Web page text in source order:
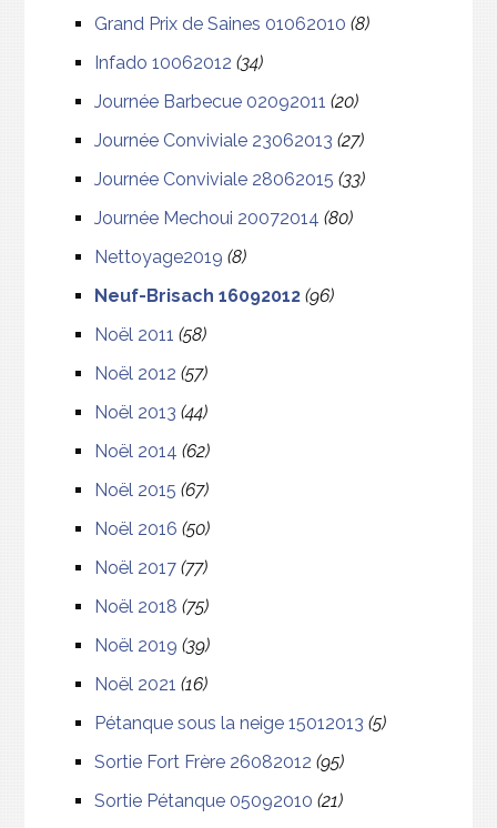
Grand Prix de Saines 01062010 (8)
Infado 10062012 (34)
Journée Barbecue 02092011 (20)
Journée Conviviale 23062013 (27)
Journée Conviviale 28062015 (33)
Journée Mechoui 20072014 (80)
Nettoyage2019 (8)
Neuf-Brisach 16092012 (96)
Noël 2011 (58)
Noël 2012 (57)
Noël 2013 (44)
Noël 2014 (62)
Noël 2015 (67)
Noël 2016 (50)
Noël 2017 (77)
Noël 2018 (75)
Noël 2019 (39)
Noël 2021 (16)
Pétanque sous la neige 15012013 (5)
Sortie Fort Frère 26082012 (95)
Sortie Pétanque 05092010 (21)